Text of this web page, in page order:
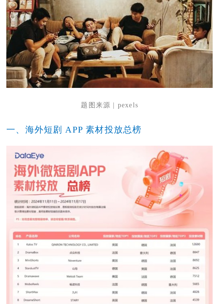
题图来源 | pexels
一、海外短剧 APP 素材投放总榜